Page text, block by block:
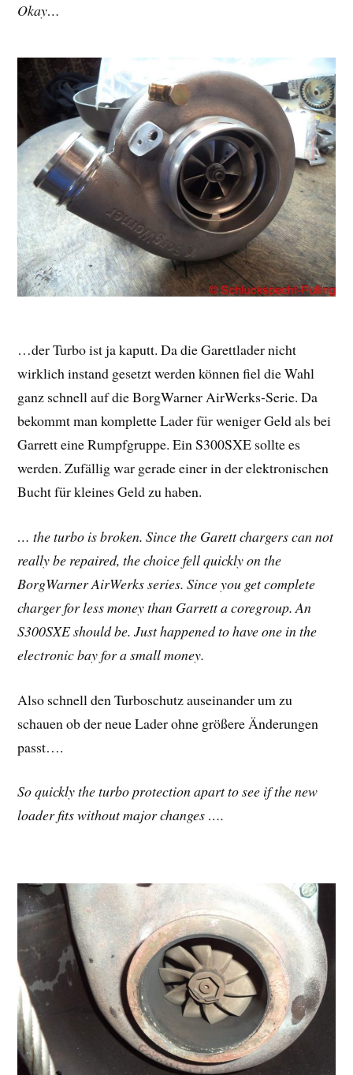
Okay…
…der Turbo ist ja kaputt. Da die Garettlader nicht
wirklich instand gesetzt werden können fiel die Wahl
ganz schnell auf die BorgWarner AirWerks-Serie. Da
bekommt man komplette Lader für weniger Geld als bei
Garrett eine Rumpfgruppe. Ein S300SXE sollte es
werden. Zufällig war gerade einer in der elektronischen
Bucht für kleines Geld zu haben.
… the turbo is broken. Since the Garett chargers can not
really be repaired, the choice fell quickly on the
BorgWarner AirWerks series. Since you get complete
charger for less money than Garrett a coregroup. An
S300SXE should be. Just happened to have one in the
electronic bay for a small money.
Also schnell den Turboschutz auseinander um zu
schauen ob der neue Lader ohne größere Änderungen
passt….
So quickly the turbo protection apart to see if the new
loader fits without major changes ….